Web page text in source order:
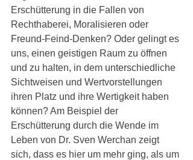
Erschütterung in die Fallen von
Rechthaberei, Moralisieren oder
Freund-Feind-Denken? Oder gelingt es
uns, einen geistigen Raum zu öffnen
und zu halten, in dem unterschiedliche
Sichtweisen und Wertvorstellungen
ihren Platz und ihre Wertigkeit haben
können? Am Beispiel der
Erschütterung durch die Wende im
Leben von Dr. Sven Werchan zeigt
sich, dass es hier um mehr ging, als um